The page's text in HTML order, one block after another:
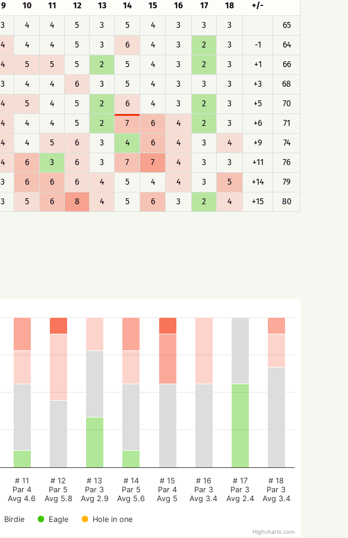
9 10 11 12 13 14 15 16 17 18
+/-
3 4 4 5 3 5 4 3 3 3
65
4 4 4 5 3 6 4 3 2 3 -1
64
4 5 5 5 2 5 4 3 2 3 +1
66
3 4 4 6 3 5 4 3 3 3 +3
68
4 5 4 5 2 6 4 3 2 3 +5
70
4 4 4 5 2 7 6 4 2 3 +6
71
4 4 5 6 3 4 6 4 3 4 +9
74
4 6 3 6 3 7 7 4 3 3 +11
76
3 6 6 6 4 5 4 4 3 5 +14
79
3 5 6 8 4 5 6 3 2 4 +15 80
Birdie Eagle Hole in one
# 11
Par 4
Avg 4.6
# 12
Par 5
Avg 5.8
# 13
Par 3
Avg 2.9
# 14
Par 5
Avg 5.6
# 15
Par 4
Avg 5
# 16
Par 3
Avg 3.4
# 17
Par 3
Avg 2.4
# 18
Par 3
Avg 3.4
Highcharts.com